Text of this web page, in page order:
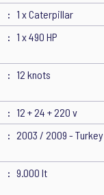
1 x Caterpillar
1 x 490 HP
12 knots
12 + 24 + 220 v
2003 / 2009 - Turkey
9.000 lt